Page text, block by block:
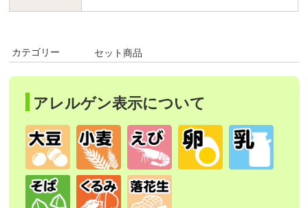
カテゴリー セット商品
アレルゲン表示について